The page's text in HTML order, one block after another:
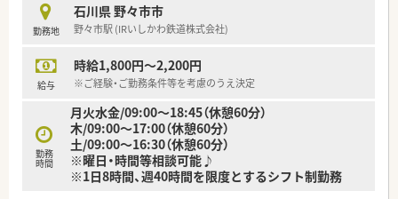
勤務地
石川県 野々市市
野々市駅 (IRいしかわ鉄道株式会社)
給与
時給1,800円～2,200円
※ご経験・ご勤務条件等を考慮のうえ決定
勤務
時間
月火水金/09:00〜18:45（休憩60分）
木/09:00〜17:00（休憩60分）
土/09:00～16:30（休憩60分）
※曜日・時間等相談可能♪
※1日8時間、週40時間を限度とするシフト制勤務